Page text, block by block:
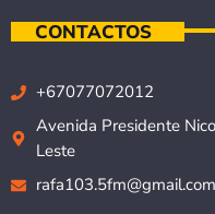
CONTACTOS
+67077072012
Avenida Presidente
Leste
rafa103.5fm@gmail.com